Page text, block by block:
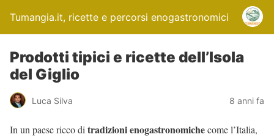
Tumangia.it, ricette e percorsi enogastronomici
Prodotti tipici e ricette dell’Isola
del Giglio
Luca Silva 8 anni fa
In un paese ricco di tradizioni enogastronomichecome l’Italia,